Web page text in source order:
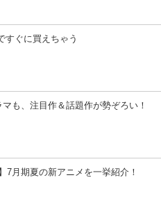
すぐに買えちゃう
も、注目作＆話題作が勢ぞろい！
7月期夏の新アニメを一挙紹介！